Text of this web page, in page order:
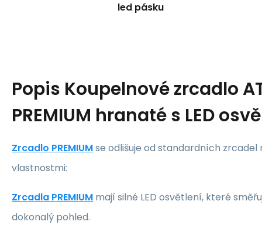
led pásku
Popis Koupelnové zrcadlo
PREMIUM hranaté s LED
Zrcadlo PREMIUMse odlišuje od standardních
vlastnostmi:
Zrcadla PREMIUM mají silné LED osvětlení, které
dokonalý pohled.